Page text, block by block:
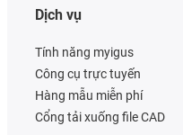
Dịch vụ
Tính năng myigus
Công cụ trực tuyến
Hàng mẫu miễn phí
Cổng tải xuống file CAD